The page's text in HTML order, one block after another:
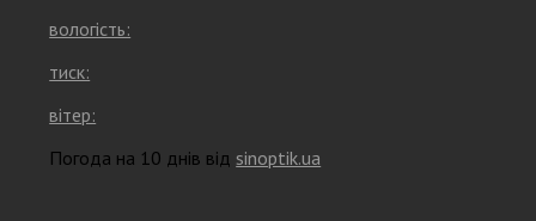
вологість:
тиск:
вітер:
Погода на 10 днів відsinoptik.ua